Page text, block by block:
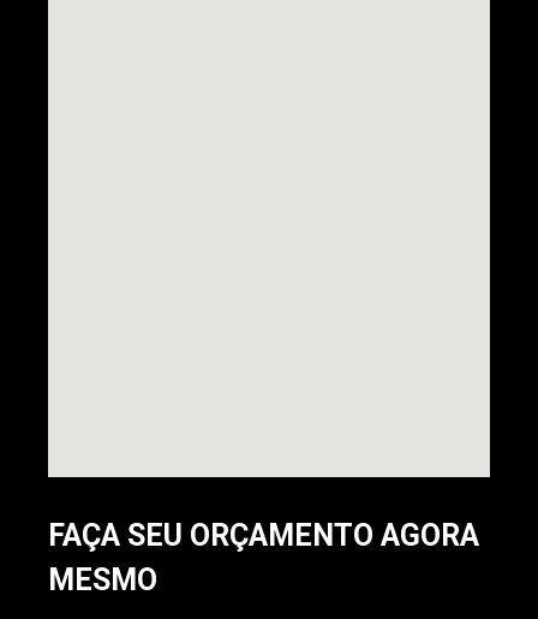
FAÇA SEU ORÇAMENTO AGORA
MESMO